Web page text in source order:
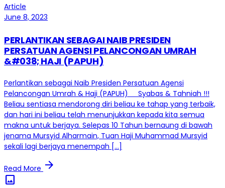
Article
June 8, 2023
PERLANTIKAN SEBAGAI NAIB PRESIDEN
PERSATUAN AGENSI PELANCONGAN UMRAH
&#038; HAJI (PAPUH)
Perlantikan sebagai Naib Presiden Persatuan Agensi
Pelancongan Umrah & Haji (PAPUH) Syabas & Tahniah !!!
Beliau sentiasa mendorong diri beliau ke tahap yang terbaik,
dan hari ini beliau telah menunjukkan kepada kita semua
makna untuk berjaya. Selepas 10 Tahun bernaung di bawah
jenama Mursyid Alharmain, Tuan Haji Muhammad Mursyid
sekali lagi berjaya menempah […]
Read More arrow_forward
image